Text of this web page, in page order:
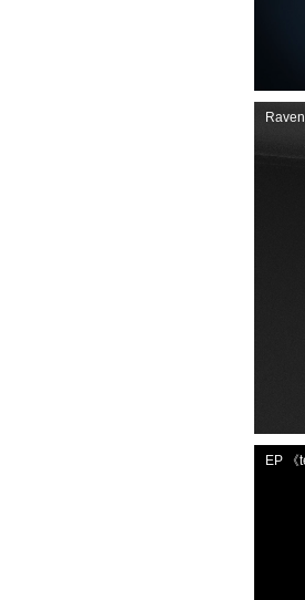
EP 《